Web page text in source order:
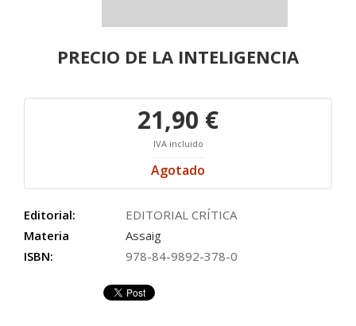
PRECIO DE LA INTELIGENCIA
21,90 €
IVA incluido
Agotado
Editorial:
EDITORIAL CRÍTICA
Materia
Assaig
ISBN:
978-84-9892-378-0